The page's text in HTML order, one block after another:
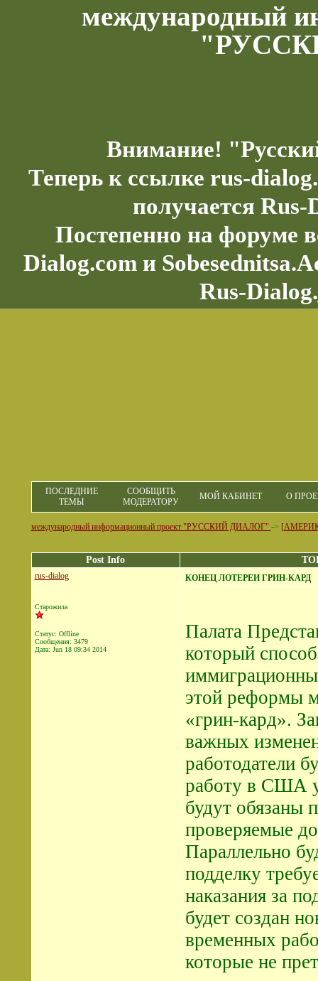
международный
Внимание!
Теперь к ссылке rus-
получается Rus-
Постепенно на форуме
Dialog.com и
Rus-Dialog.
ПОСЛЕДНИЕ
ТЕМЫ
СООБЩИТЬ
МОДЕРАТОРУ
МОЙ КАБИНЕТ О
международный информационный проект "РУССКИЙ ДИАЛОГ" ->
Post Info
rus-dialog
Старожила
Статус: Offline
Сообщения: 3479
Дата: Jun 18 09:34 2014
КОНЕЦ ЛОТЕРЕИ ГРИН-КАРД
Палата
который
этой реформы
«грин-кард».
важных
работодатели
работу в США у
будут обязаны
проверяемые
Параллельно
подделку
наказания за
будет создан
временных
которые не